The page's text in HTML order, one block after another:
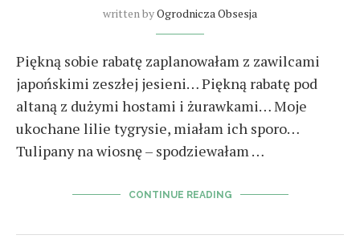
written byOgrodnicza Obsesja
Piękną sobie rabatę zaplanowałam z zawilcami
japońskimi zeszłej jesieni… Piękną rabatę pod
altaną z dużymi hostami i żurawkami… Moje
ukochane lilie tygrysie, miałam ich sporo…
Tulipany na wiosnę – spodziewałam …
CONTINUE READING